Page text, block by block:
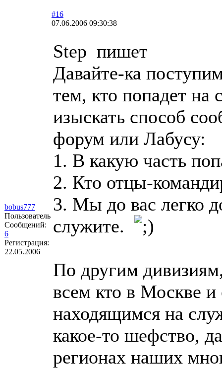
bobus777
Пользователь
Сообщений:
6
Регистрация:
22.05.2006
#16
07.06.2006 09:30:38
Step пишет
Давайте-ка
тем, кто попадет на
изыскать способ
форум или Лабусу:
1. В какую часть
2. Кто отцы-
3. Мы до вас легко
служите.
По другим
всем кто в Москве
находящимся на
какое-то шефство,
регионах наших